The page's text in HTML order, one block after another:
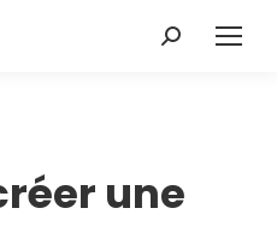
Recherche
une